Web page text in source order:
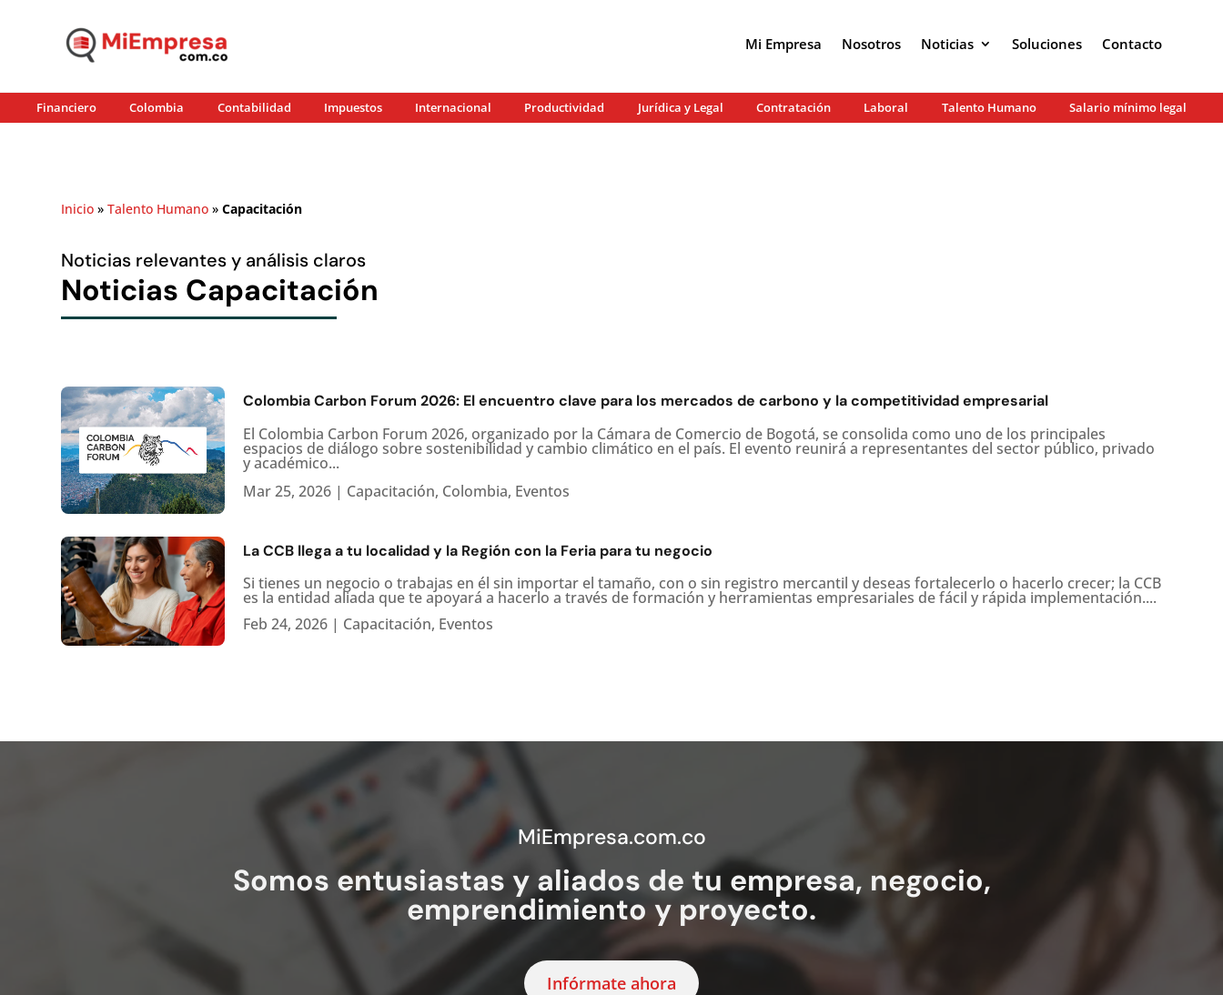
Mi Empresa Nosotros Noticias Soluciones Contacto
Financiero Colombia Contabilidad Impuestos Internacional Productividad Jurídica y Legal Contratación Laboral Talento Humano Salario mínimo legal
Inicio »Talento Humano »Capacitación
Noticias relevantes y análisis claros
Noticias Capacitación
Colombia Carbon Forum 2026: El encuentro clave para los mercados de carbono y la competitividad empresarial
Mar 25, 2026 | Capacitación, Colombia, Eventos
El Colombia Carbon Forum 2026, organizado por la Cámara de Comercio de Bogotá, se consolida como uno de los principales
espacios de diálogo sobre sostenibilidad y cambio climático en el país. El evento reunirá a representantes del sector público, privado
y académico...
La CCB llega a tu localidad y la Región con la Feria para tu negocio
Feb 24, 2026 | Capacitación, Eventos
Si tienes un negocio o trabajas en él sin importar el tamaño, con o sin registro mercantil y deseas fortalecerlo o hacerlo crecer; la CCB
es la entidad aliada que te apoyará a hacerlo a través de formación y herramientas empresariales de fácil y rápida implementación....
MiEmpresa.com.co
Somos entusiastas y aliados de tu empresa, negocio,
emprendimiento y proyecto.
Infórmate ahora